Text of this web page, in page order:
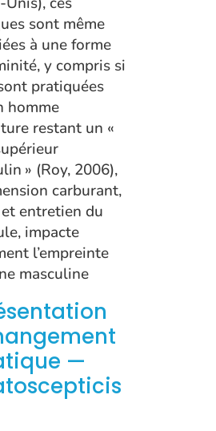
sont même
à une forme
y compris si
pratiquées
homme
restant un «
» (Roy, 2006),
carburant,
entretien du
impacte
l’empreinte
masculine
—